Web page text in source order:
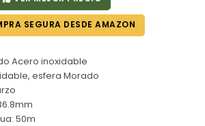
SEGURA DESDE AMAZON
Acero inoxidable
esfera Morado
50m